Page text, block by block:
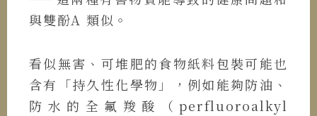
與雙酚A 類似。
看似無害、可堆肥的食物紙料包裝可能也
含有「持久性化學物」，例如能夠防油、
防水的全氟羧酸（perfluoroalkyl